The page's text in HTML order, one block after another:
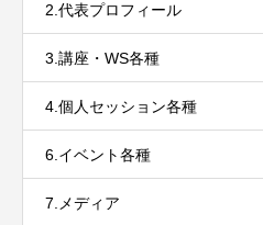
2.代表プロフィール
3.講座・WS各種
4.個人セッション各種
6.イベント各種
7.メディア